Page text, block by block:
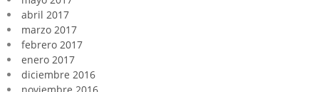
abril 2017
marzo 2017
febrero 2017
enero 2017
diciembre 2016